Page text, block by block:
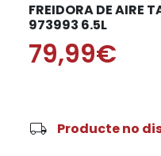
FREIDORA DE AIRE
973993 6.5L
79,99€
local_shipping Producte no